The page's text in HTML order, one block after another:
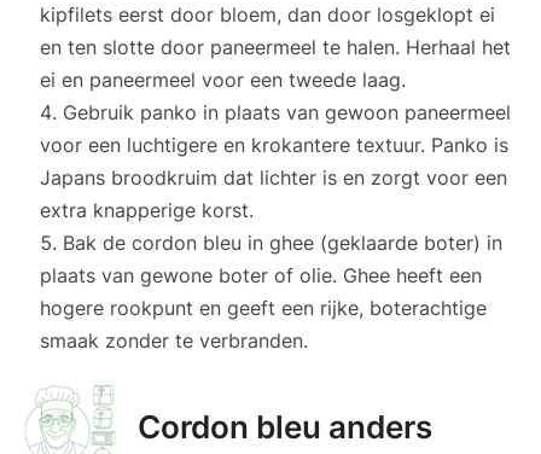
kipfilets eerst door bloem, dan door losgeklopt ei
en ten slotte door paneermeel te halen. Herhaal het
ei en paneermeel voor een tweede laag.
Gebruik panko in plaats van gewoon paneermeel
voor een luchtigere en krokantere textuur. Panko is
Japans broodkruim dat lichter is en zorgt voor een
extra knapperige korst.
Bak de cordon bleu in ghee (geklaarde boter) in
plaats van gewone boter of olie. Ghee heeft een
hogere rookpunt en geeft een rijke, boterachtige
smaak zonder te verbranden.
Cordon bleu anders